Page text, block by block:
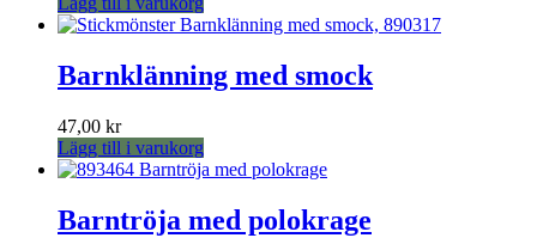
Barnklänning med smock
47,00 kr
Lägg till i varukorg
Barntröja med polokrage